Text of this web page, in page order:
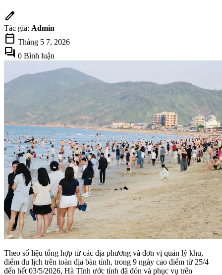
edit
Tác giả: Admin
calendar_today Tháng 5 7, 2026
forum 0 Bình luận
Theo số liệu tổng hợp từ các địa phương và đơn vị quản lý khu,
điểm du lịch trên toàn địa bàn tỉnh, trong 9 ngày cao điểm từ 25/4
đến hết 03/5/2026, Hà Tĩnh ước tính đã đón và phục vụ trên